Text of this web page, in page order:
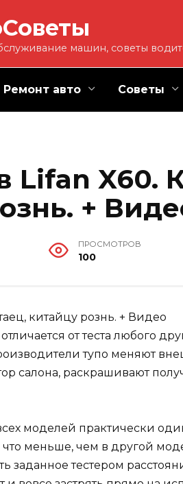
машин, советы
Ремонт авто Советы
Lifan X60.
+
ПРОСМОТРОВ
100
от теста любого
тупо меняют
салона, раскрашивают
моделей практически
меньше, чем в другой
заданное тестером